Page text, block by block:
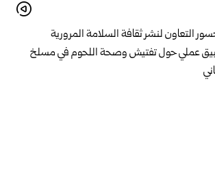
التعاون لنشر ثقافة السلامة المرورية